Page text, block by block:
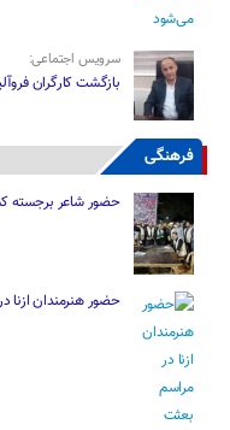
سرویس اجتماعی:
بازگشت کارگران
فرهنگی
حضور شاعر برجسته
حضور هنرمندان ازنا